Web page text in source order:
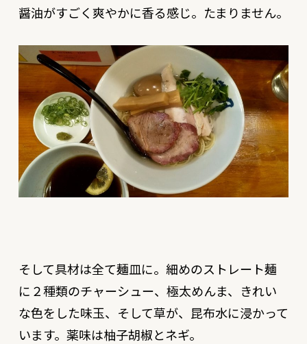
醤油がすごく爽やかに香る感じ。たまりません。
そして具材は全て麺皿に。細めのストレート麺
に２種類のチャーシュー、極太めんま、きれい
な色をした味玉、そして草が、昆布水に浸かって
います。薬味は柚子胡椒とネギ。